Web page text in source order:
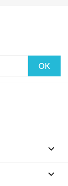

keyboard_arrow_down